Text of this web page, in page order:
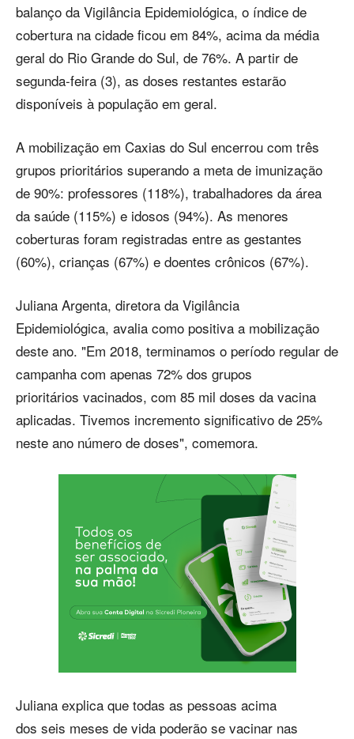
balanço da Vigilância Epidemiológica, o índice de
cobertura na cidade ficou em 84%, acima da média
geral do Rio Grande do Sul, de 76%. A partir de
segunda-feira (3), as doses restantes estarão
disponíveis à população em geral.
A mobilização em Caxias do Sul encerrou com três
grupos prioritários superando a meta de imunização
de 90%: professores (118%), trabalhadores da área
da saúde (115%) e idosos (94%). As menores
coberturas foram registradas entre as gestantes
(60%), crianças (67%) e doentes crônicos (67%).
Juliana Argenta, diretora da Vigilância
Epidemiológica, avalia como positiva a mobilização
deste ano. "Em 2018, terminamos o período regular de
campanha com apenas 72% dos grupos
prioritários vacinados, com 85 mil doses da vacina
aplicadas. Tivemos incremento significativo de 25%
neste ano número de doses", comemora.
Juliana explica que todas as pessoas acima
dos seis meses de vida poderão se vacinar nas